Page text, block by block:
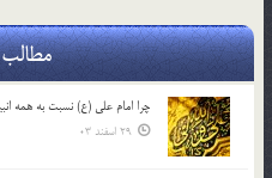
چرا امام علی (ع) نسبت به همه
29 اسفند 03